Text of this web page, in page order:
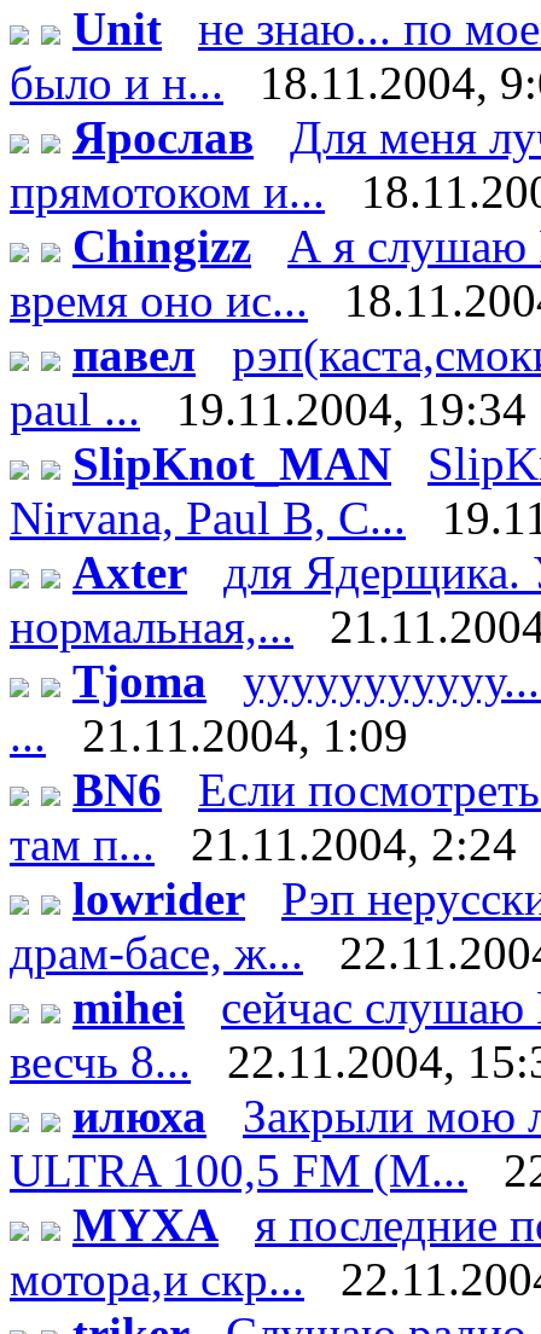
Unit
не знаю... по
было и н...
18.11.2004,
Ярослав
Для меня
прямотоком и...
Chingizz
А я слушаю
время оно ис...
павел
paul ...
19.11.2004, 19:34
SlipKnot_MAN
Nirvana, Paul B, C...
Axter
для Ядерщика.
нормальная,...
Tjoma
...
21.11.2004, 1:09
BN6
Если
там п...
21.11.2004, 2:24
lowrider
Рэп
драм-басе, ж...
mihei
сейчас слушаю
весчь 8...
22.11.2004,
илюха
Закрыли мою
ULTRA 100,5 FM (М...
MYXA
я последние
мотора,и скр...